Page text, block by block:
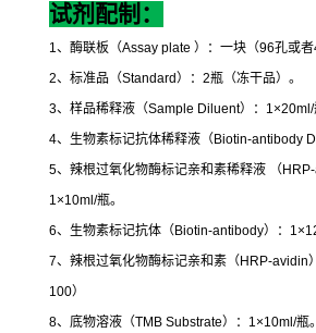
试剂配制：
1、酶联板（Assay plate ）：一块（96孔或者
2、标准品（Standard）： 2瓶（冻干品）。
3、样品稀释液（Sample Diluent）： 1×20ml/
4、生物素标记抗体稀释液（Biotin-antibody
5、辣根过氧化物酶标记亲和素稀释液 （
1×10ml/瓶。
6、生物素标记抗体（Biotin-antibody）：
7、辣根过氧化物酶标记亲和素（HRP-avidin
100）
8、底物溶液（TMB Substrate）： 1×10ml/瓶。